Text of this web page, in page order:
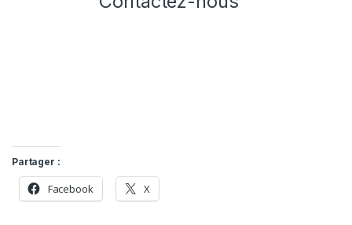
Partager :
Facebook X